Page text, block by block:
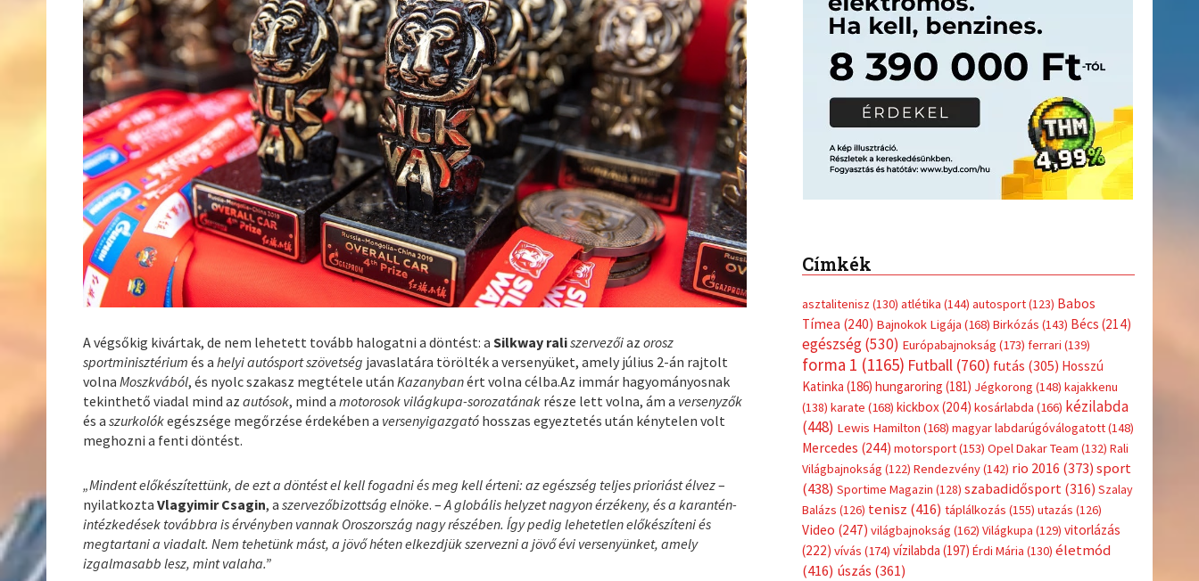
A végsőkig kivártak, de nem lehetett tovább halogatni a döntést: aSilkway raliszervezőiazorosz
sportminisztérium és ahelyi autósport szövetség javaslatára törölték a versenyüket, amely július 2-án rajtolt
volnaMoszkvából, és nyolc szakasz megtétele utánKazanybanért volna célba.Az immár hagyományosnak
tekinthető viadal mind azautósok, mind amotorosok világkupa-sorozatának része lett volna, ám a versenyzők
és aszurkolókegészsége megőrzése érdekében a versenyigazgató hosszas egyeztetés után kénytelen volt
meghozni a fenti döntést.
„Mindent előkészítettünk, de ezt a döntést el kell fogadni és meg kell érteni:az egészség teljes prioriást élvez–
nyilatkoztaVlagyimir Csagin, aszervezőbizottság elnöke. –A globális helyzet nagyon érzékeny, és a karantén-
intézkedések továbbra is érvényben vannak Oroszország nagy részében. Így pedig lehetetlen előkészíteni és
megtartani a viadalt. Nem tehetünk mást, a jövő héten elkezdjük szervezni a jövő évi versenyünket, amely
izgalmasabb lesz, mint valaha.”
Címkék
asztalitenisz (130) atlétika (144) autosport(123) Babos
Tímea (240) Bajnokok Ligája (168) Birkózás (143) Bécs (214)
egészség(530) Európabajnokság (173) ferrari (139)
forma 1 (1165) Futball(760) futás (305) Hosszú
Katinka (186) hungaroring (181) Jégkorong (148) kajakkenu
(138) karate (168) kickbox(204) kosárlabda (166) kézilabda
(448) Lewis Hamilton (168) magyar labdarúgóválogatott(148)
Mercedes (244) motorsport(153) Opel Dakar Team (132) Rali
Világbajnokság (122) Rendezvény(142) rio 2016 (373) sport
(438) Sportime Magazin (128) szabadidősport (316) Szalay
Balázs (126) tenisz (416) táplálkozás (155) utazás (126)
Video (247) világbajnokság (162) Világkupa (129) vitorlázás
(222) vívás (174) vízilabda (197) Érdi Mária (130) életmód
(416) úszás (361)